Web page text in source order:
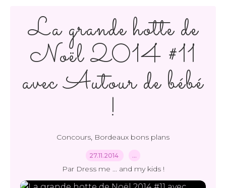
La grande hotte de
Noël 2014 #11
avec Autour de bébé
!
Concours, Bordeaux bons plans
27.11.2014 …
Par Dress me ... and my kids !